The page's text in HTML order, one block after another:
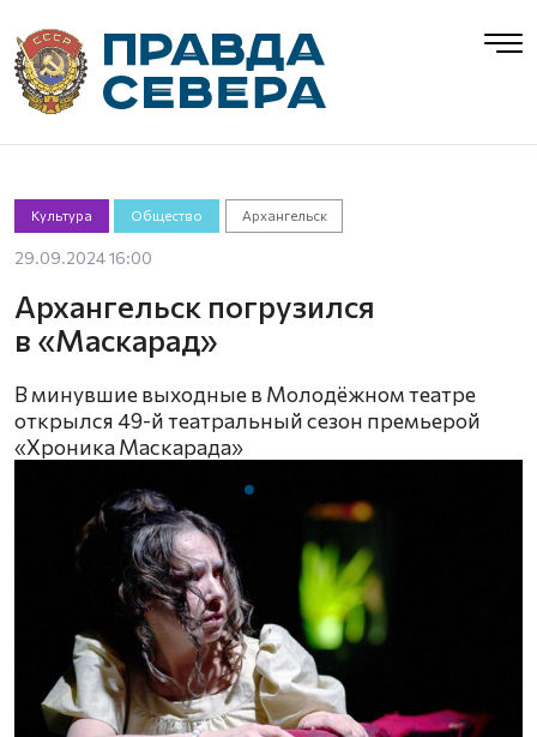
Культура Общество Архангельск
29.09.2024 16:00
Архангельск погрузился
в «Маскарад»
В минувшие выходные в Молодёжном театре
открылся 49-й театральный сезон премьерой
«Хроника Маскарада»